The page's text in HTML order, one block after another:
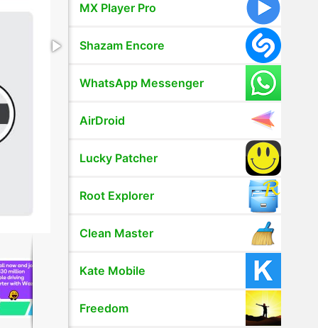
MX Player Pro
Shazam Encore
WhatsApp Messenger
AirDroid
Lucky Patcher
Root Explorer
Clean Master
Kate Mobile
Freedom